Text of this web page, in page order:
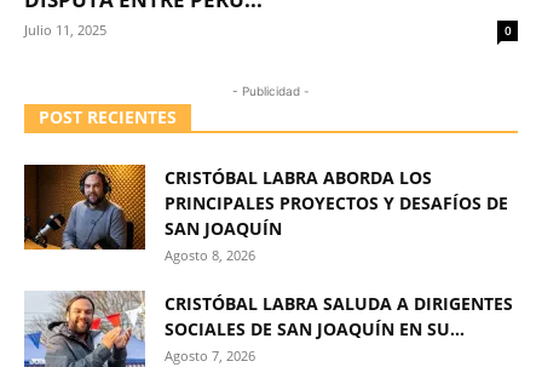
Julio 11, 2025 0
- Publicidad -
POST RECIENTES
CRISTÓBAL LABRA ABORDA LOS
PRINCIPALES PROYECTOS Y DESAFÍOS DE
SAN JOAQUÍN
Agosto 8, 2026
CRISTÓBAL LABRA SALUDA A DIRIGENTES
SOCIALES DE SAN JOAQUÍN EN SU...
Agosto 7, 2026